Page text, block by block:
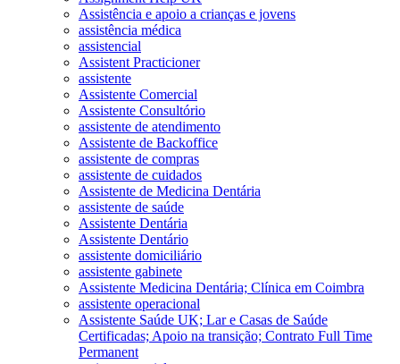
Assistência e apoio a crianças e jovens
assistência médica
assistencial
Assistent Practicioner
assistente
Assistente Comercial
Assistente Consultório
assistente de atendimento
Assistente de Backoffice
assistente de compras
assistente de cuidados
Assistente de Medicina Dentária
assistente de saúde
Assistente Dentária
Assistente Dentário
assistente domiciliário
assistente gabinete
Assistente Medicina Dentária; Clínica em Coimbra
assistente operacional
Assistente Saúde UK; Lar e Casas de Saúde
Certificadas; Apoio na transição; Contrato Full Time
Permanent